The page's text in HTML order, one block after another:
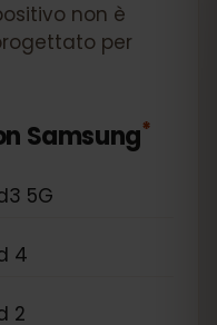
non è
per
Samsung*
5G
4
2